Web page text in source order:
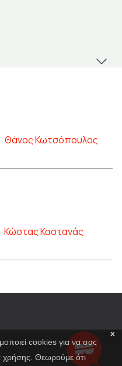
Θάνος Κωτσόπουλος
Κώστας Καστανάς
x
cookies για να σας
χρήσης. Θεωρούμε ότι